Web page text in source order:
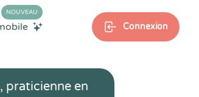
NOUVEAU
Connexion
praticienne en